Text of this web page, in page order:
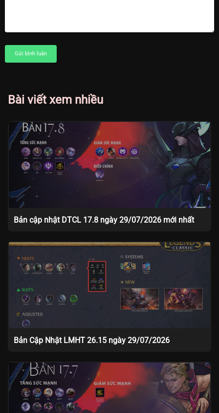
Gửi bình luận
Bài viết xem nhiều
Bản cập nhật DTCL 17.8 ngày 29/07/2026 mới nhất
Bản Cập Nhật LMHT 26.15 ngày 29/07/2026